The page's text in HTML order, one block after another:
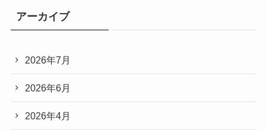
アーカイブ
2026年7月
2026年6月
2026年4月